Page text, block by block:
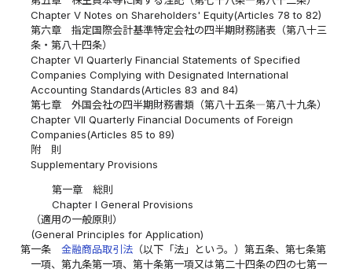
Chapter V Notes on Shareholders' Equity(Articles 78 to 82)
第六章 指定国際会計基準特定会社の四半期財務諸表（第八十三
条・第八十四条）
Chapter VI Quarterly Financial Statements of Specified
Companies Complying with Designated International
Accounting Standards(Articles 83 and 84)
第七章 外国会社の四半期財務書類（第八十五条―第八十九条）
Chapter VII Quarterly Financial Documents of Foreign
Companies(Articles 85 to 89)
附 則
Supplementary Provisions
第一章 総則
Chapter I General Provisions
（適用の一般原則）
(General Principles for Application)
第一条
金融商品取引法 （以下「法」という。）第五条、第七条第
一項、第九条第一項、第十条第一項又は第二十四条の四の七第一